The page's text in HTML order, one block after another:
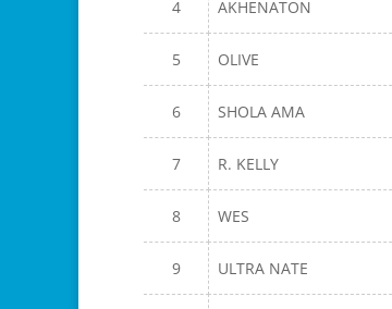
4 AKHENATON
5 OLIVE
6 SHOLA AMA
7 R. KELLY
8 WES
9 ULTRA NATE